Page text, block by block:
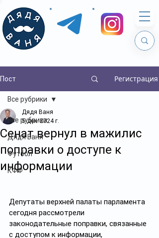
Пост Регистрация
Все рубрики
Дядя Ваня
Футбол
КФФ
Все рубрики
Сенат вернул в мажилис
поправки о доступе к
информации
Дядя Ваня
5 дек. 2024 г.
Депутаты верхней палаты парламента
сегодня рассмотрели
законодательные поправки, связанные
с доступом к информации,